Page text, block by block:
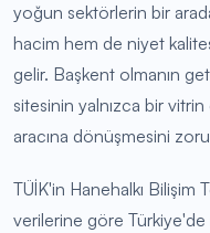
yoğun sektörlerin bir
hacim hem de niyet
gelir. Başkent olmanın
sitesinin yalnızca bir
aracına dönüşmesini
TÜİK'in Hanehalkı Bilişim
verilerine göre Türkiye'de